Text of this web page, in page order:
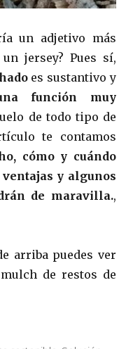
un adjetivo más
jersey? Pues sí,
es sustantivo y
función muy
de todo tipo de
te contamos
cómo y cuándo
y algunos
de maravilla.,
arriba puedes ver
de restos de